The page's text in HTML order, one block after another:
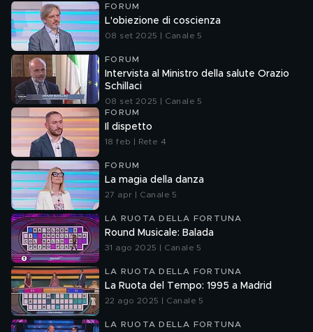
FORUM
L'obiezione di coscienza
08 set 2025 | Canale 5
FORUM
Intervista al Ministro della salute Orazio
Schillaci
08 set 2025 | Canale 5
FORUM
Il dispetto
18 feb | Rete 4
FORUM
La magia della danza
27 apr | Canale 5
LA RUOTA DELLA FORTUNA
Round Musicale: Balada
31 ago 2025 | Canale 5
LA RUOTA DELLA FORTUNA
La Ruota del Tempo: 1995 a Madrid
22 ago 2025 | Canale 5
LA RUOTA DELLA FORTUNA